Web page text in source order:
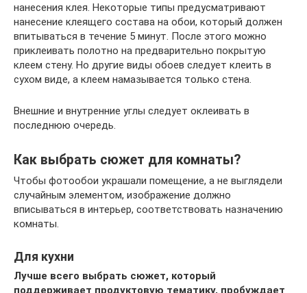
нанесения клея. Некоторые типы предусматривают
нанесение клеящего состава на обои, который должен
впитываться в течение 5 минут. После этого можно
приклеивать полотно на предварительно покрытую
клеем стену. Но другие виды обоев следует клеить в
сухом виде, а клеем намазывается только стена.
Внешние и внутренние углы следует оклеивать в
последнюю очередь.
Как выбрать сюжет для комнаты?
Чтобы фотообои украшали помещение, а не выглядели
случайным элементом, изображение должно
вписываться в интерьер, соответствовать назначению
комнаты.
Для кухни
Лучше всего выбрать сюжет, который
поддерживает продуктовую тематику, пробуждает